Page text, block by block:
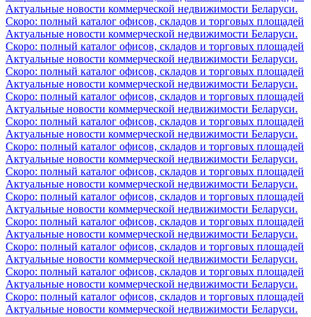
Актуальные новости коммерческой недвижимости Беларуси.
Скоро: полный каталог офисов, складов и торговых площадей
Актуальные новости коммерческой недвижимости Беларуси.
Скоро: полный каталог офисов, складов и торговых площадей
Актуальные новости коммерческой недвижимости Беларуси.
Скоро: полный каталог офисов, складов и торговых площадей
Актуальные новости коммерческой недвижимости Беларуси.
Скоро: полный каталог офисов, складов и торговых площадей
Актуальные новости коммерческой недвижимости Беларуси.
Скоро: полный каталог офисов, складов и торговых площадей
Актуальные новости коммерческой недвижимости Беларуси.
Скоро: полный каталог офисов, складов и торговых площадей
Актуальные новости коммерческой недвижимости Беларуси.
Скоро: полный каталог офисов, складов и торговых площадей
Актуальные новости коммерческой недвижимости Беларуси.
Скоро: полный каталог офисов, складов и торговых площадей
Актуальные новости коммерческой недвижимости Беларуси.
Скоро: полный каталог офисов, складов и торговых площадей
Актуальные новости коммерческой недвижимости Беларуси.
Скоро: полный каталог офисов, складов и торговых площадей
Актуальные новости коммерческой недвижимости Беларуси.
Скоро: полный каталог офисов, складов и торговых площадей
Актуальные новости коммерческой недвижимости Беларуси.
Скоро: полный каталог офисов, складов и торговых площадей
Актуальные новости коммерческой недвижимости Беларуси.